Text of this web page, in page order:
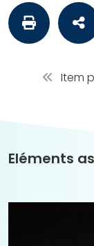
Item
Eléments